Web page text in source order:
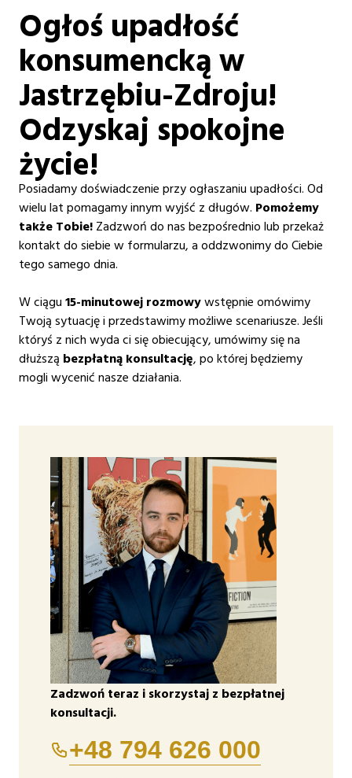
Ogłoś upadłość
konsumencką w
Jastrzębiu-Zdroju!
Odzyskaj spokojne
życie!
Posiadamy doświadczenie przy ogłaszaniu upadłości. Od
wielu lat pomagamy innym wyjść z długów. Pomożemy
także Tobie!Zadzwoń do nas bezpośrednio lub przekaż
kontakt do siebie w formularzu, a oddzwonimy do Ciebie
tego samego dnia.
W ciągu15-minutowej rozmowywstępnie omówimy
Twoją sytuację i przedstawimy możliwe scenariusze. Jeśli
któryś z nich wyda ci się obiecujący, umówimy się na
dłuższą bezpłatną konsultację, po której będziemy
mogli wycenić nasze działania.
Zadzwoń teraz i skorzystaj z bezpłatnej
konsultacji.
+48 794 626 000